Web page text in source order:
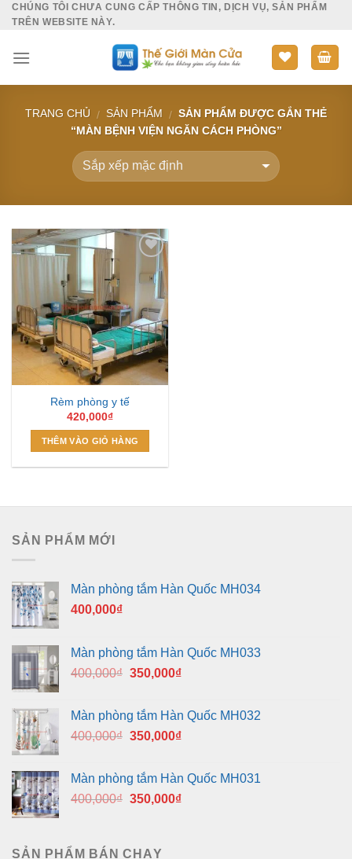
SkipCHÚNG TÔI CHƯA CUNG CẤP THÔNG TIN, DỊCH VỤ, SẢN PHẨM
TRÊN WEBSITE NÀY.
TRANG CHỦ / SẢN PHẨM / SẢN PHẨM ĐƯỢC GẮN THẺ
“MÀN BỆNH VIỆN NGĂN CÁCH PHÒNG”
Add to
Wishlist
Rèm phòng y tế
420,000₫
THÊM VÀO GIỎ HÀNG
SẢN PHẨM MỚI
Màn phòng tắm Hàn Quốc MH034
400,000₫
Màn phòng tắm Hàn Quốc MH033
400,000₫ Giá
400,000₫.
350,000₫Giá
là:
350,000₫.
Màn phòng tắm Hàn Quốc MH032
400,000₫ Giá
400,000₫.
350,000₫Giá
là:
350,000₫.
Màn phòng tắm Hàn Quốc MH031
400,000₫ Giá
400,000₫.
350,000₫Giá
SẢN PHẨM BÁN CHẠY